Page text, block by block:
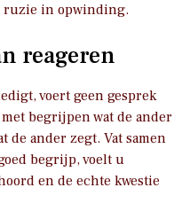
ruzie in opwinding.
reageren
voert geen gesprek
begrijpen wat de ander
ander zegt. Vat samen
begrijp, voelt u
en de echte kwestie